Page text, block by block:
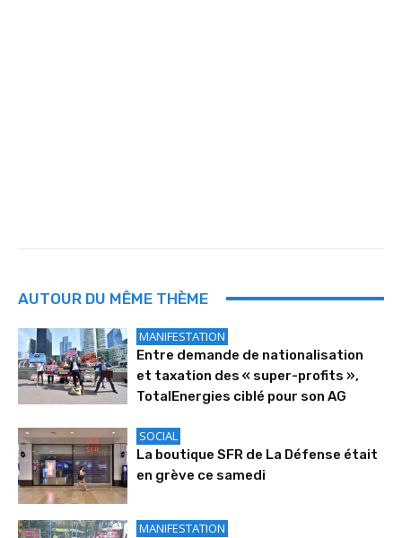
AUTOUR DU MÊME THÈME
MANIFESTATION
Entre demande de nationalisation
et taxation des « super-profits »,
TotalEnergies ciblé pour son AG
SOCIAL
La boutique SFR de La Défense était
en grève ce samedi
MANIFESTATION